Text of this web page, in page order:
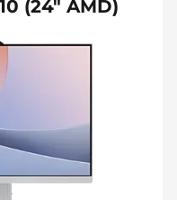
(24" AMD)